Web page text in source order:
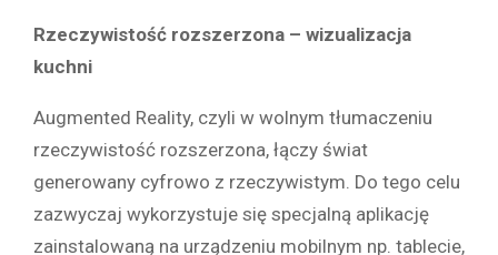
Rzeczywistość rozszerzona – wizualizacja
kuchni
Augmented Reality, czyli w wolnym tłumaczeniu
rzeczywistość rozszerzona, łączy świat
generowany cyfrowo z rzeczywistym. Do tego celu
zazwyczaj wykorzystuje się specjalną aplikację
zainstalowaną na urządzeniu mobilnym np. tablecie,